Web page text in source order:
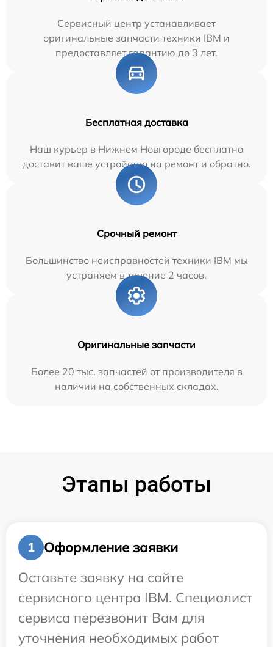
Сервисный центр устанавливает
оригинальные запчасти техники IBM и
предоставляет гарантию до 3 лет.
Бесплатная доставка
Наш курьер в Нижнем Новгороде бесплатно
доставит ваше устройство на ремонт и обратно.
Срочный ремонт
Большинство неисправностей техники IBM мы
устраняем в течение 2 часов.
Оригинальные запчасти
Более 20 тыс. запчастей от производителя в
наличии на собственных складах.
Этапы работы
1
Оформление заявки
Оставьте заявку на сайте
сервисного центра IBM. Специалист
сервиса перезвонит Вам для
уточнения необходимых работ